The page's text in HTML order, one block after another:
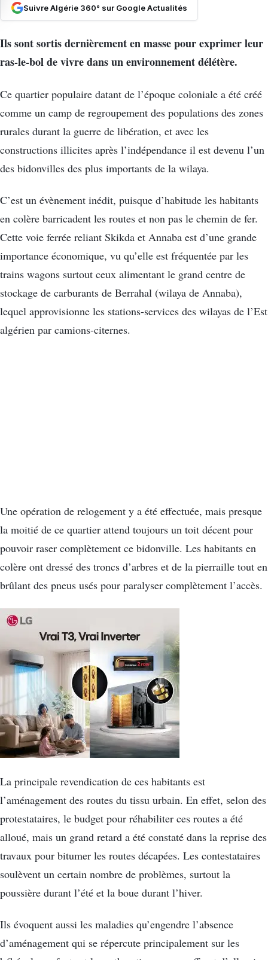
Suivre Algérie 360° sur Google Actualités
Ils sont sortis dernièrement en masse pour exprimer leur
ras-le-bol de vivre dans un environnement délétère.
Ce quartier populaire datant de l’époque coloniale a été créé
comme un camp de regroupement des populations des zones
rurales durant la guerre de libération, et avec les
constructions illicites après l’indépendance il est devenu l’un
des bidonvilles des plus importants de la wilaya.
C’est un évènement inédit, puisque d’habitude les habitants
en colère barricadent les routes et non pas le chemin de fer.
Cette voie ferrée reliant Skikda et Annaba est d’une grande
importance économique, vu qu’elle est fréquentée par les
trains wagons surtout ceux alimentant le grand centre de
stockage de carburants de Berrahal (wilaya de Annaba),
lequel approvisionne les stations-services des wilayas de l’Est
algérien par camions-citernes.
Une opération de relogement y a été effectuée, mais presque
la moitié de ce quartier attend toujours un toit décent pour
pouvoir raser complètement ce bidonville. Les habitants en
colère ont dressé des troncs d’arbres et de la pierraille tout en
brûlant des pneus usés pour paralyser complètement l’accès.
La principale revendication de ces habitants est
l’aménagement des routes du tissu urbain. En effet, selon des
protestataires, le budget pour réhabiliter ces routes a été
alloué, mais un grand retard a été constaté dans la reprise des
travaux pour bitumer les routes décapées. Les contestataires
soulèvent un certain nombre de problèmes, surtout la
poussière durant l’été et la boue durant l’hiver.
Ils évoquent aussi les maladies qu’engendre l’absence
d’aménagement qui se répercute principalement sur les